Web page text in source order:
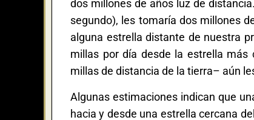
dos millones de años luz de
segundo), les tomaría dos millones
alguna estrella distante de nuestra
millas por día desde la estrella
millas de distancia de la tierra– aún
Algunas estimaciones indican que
hacia y desde una estrella cercana